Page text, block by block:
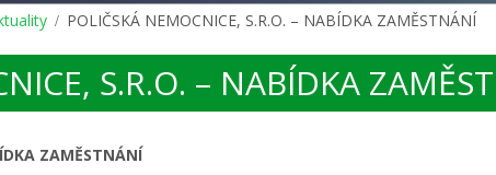
POLIČSKÁ NEMOCNICE, S.R.O. – NABÍDKA ZAMĚSTNÁNÍ
S.R.O. – NABÍDKA
ZAMĚSTNÁNÍ